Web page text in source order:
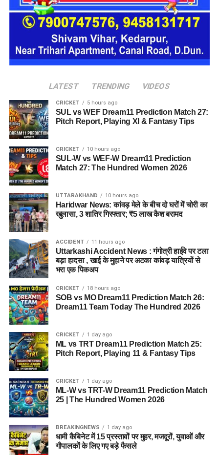
राज्य क्रीड़ा विश्वविद्यालय हल्द्वानी के लिए 122 पदों के सृजन को
मंजूरी।
जल जीवन मिशन में केंद्र की गाइडलाइंस लागू होंगी।
कुष्ठ रोग से पीड़ित व्यक्ति भी सहकारी समिति का सदस्य बन
सकेगा।
मेरठ से हरिद्वार तक गंगा एक्सप्रेसवे विस्तार के लिए यूपी से
वन विकास निगम की सेवा नियमावली में
संशोधन
औद्योगिक नियमावली को मंजूरी, श्रमिक शिकायतों के त्वरित
समाधान पर जोर।
छंटनी किए गए कर्मचारियों को दोबारा अवसर देने का प्रावधान।
वन विकास निगम की सेवा नियमावली में संशोधन, स्केलर पद के
लिए 100 अंकों की परीक्षा होगी।
ईको टूरिज्म को बढ़ावा देने के लिए जड़ी-बूटियों से जुड़ी
उच्चाधिकार प्राप्त समिति में संशोधन किया जा सकेगा।
LATEST TRENDING VIDEOS
CRICKET 5 hours ago
SUL vs WEF Dream11 Prediction Match 27:
Pitch Report, Playing XI & Fantasy Tips
CRICKET 10 hours ago
SUL-W vs WEF-W Dream11 Prediction
Match 27: The Hundred Women 2026
UTTARAKHAND 10 hours ago
Haridwar News: कांवड़ मेले के बीच दो घरों में चोरी का
खुलासा, 3 शातिर गिरफ्तार; ₹5 लाख कैश बरामद
ACCIDENT 11 hours ago
Uttarkashi Accident News : गंगोत्री हाईवे पर टला
बड़ा हादसा , खाई के मुहाने पर अटका कांवड़ यात्रियों से
भरा एक पिकअप
CRICKET 18 hours ago
SOB vs MO Dream11 Prediction Match 26:
Dream11 Team Today The Hundred 2026
CRICKET 1 day ago
ML vs TRT Dream11 Prediction Match 25:
Pitch Report, Playing 11 & Fantasy Tips
CRICKET 1 day ago
ML-W vs TRT-W Dream11 Prediction Match
25 | The Hundred Women 2026
BREAKINGNEWS 1 day ago
धामी कैबिनेट में 15 प्रस्तावों पर मुहर, मजदूरों, युवाओं और
गौपालकों के लिए गए बड़े फैसले